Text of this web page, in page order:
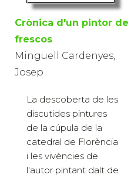
Crònica d'un pintor de
frescos
Minguell Cardenyes,
Josep
La descoberta de les
discutides pintures
de la cúpula de la
catedral de Florència
i les vivències de
l'autor pintant dalt de